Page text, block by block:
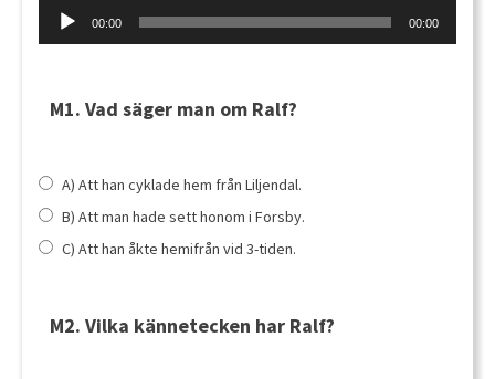
Audio
Player
00:00 00:00
M1. Vad säger man om Ralf?
A) Att han cyklade hem från Liljendal.
B) Att man hade sett honom i Forsby.
C) Att han åkte hemifrån vid 3-tiden.
M2. Vilka kännetecken har Ralf?